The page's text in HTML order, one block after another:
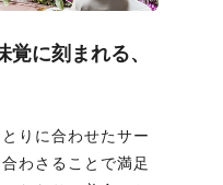
に刻まれる、
りに合わせたサー
わさることで満足